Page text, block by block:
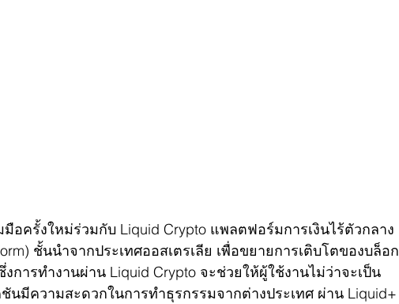
อครั้งใหม่ร่วมกับ Liquid Crypto แพลตฟอร์มการเงินไร้ตัวกลาง
ชั้นนำจากประเทศออสเตรเลีย เพื่อขยายการเติบโตของบล็อก
การทำงานผ่าน Liquid Crypto จะช่วยให้ผู้ใช้งานไม่ว่าจะเป็น
มีความสะดวกในการทำธุรกรรมจากต่างประเทศ ผ่าน Liquid+